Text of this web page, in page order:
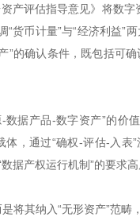
产评估指导意见》将数
货币计量”与“经济利益”
”的确认条件，既包括可
据产品-数字资产”的价
体，通过“确权-评估-入
据产权运行机制”的要求高
将其纳入“无形资产”范